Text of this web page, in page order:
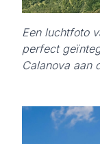
Een luchtfoto
perfect
Calanova aan